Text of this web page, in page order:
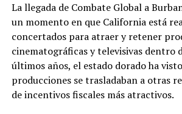
La llegada de Combate Global a
un momento en que California está
concertados para atraer y retener
cinematográficas y televisivas dentro
últimos años, el estado dorado ha
producciones se trasladaban a otras
de incentivos fiscales más atractivos.